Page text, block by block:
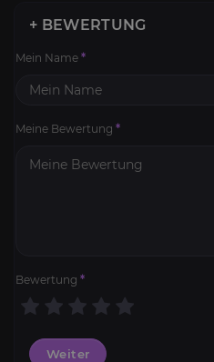
+ BEWERTUNG
Mein Name *
Meine Bewertung *
Bewertung *
Weiter